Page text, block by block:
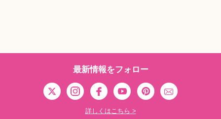
最新情報をフォロー
詳しくはこちら >